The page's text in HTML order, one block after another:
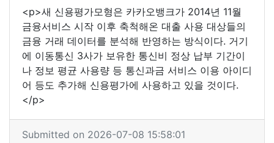
<p>새 신용평가모형은 카카오뱅크가 2014년 11월
금융서비스 시작 이후 축척해온 대출 사용 대상들의
금융 거래 데이터를 분석해 반영하는 방식이다. 거기
에 이동통신 3사가 보유한 통신비 정상 납부 기간이
나 정보 평균 사용량 등 통신과금 서비스 이용 아이디
어 등도 추가해 신용평가에 사용하고 있을 것이다.
</p>
Submitted on 2026-07-08 15:58:01